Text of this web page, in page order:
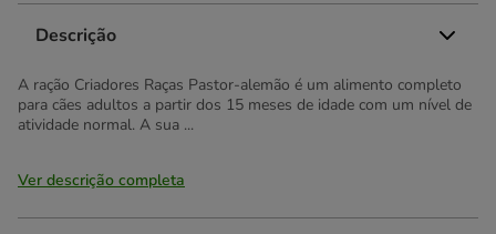
Descrição
A ração Criadores Raças Pastor-alemão é um alimento completo
para cães adultos a partir dos 15 meses de idade com um nível de
atividade normal. A sua ...
Ver descrição completa